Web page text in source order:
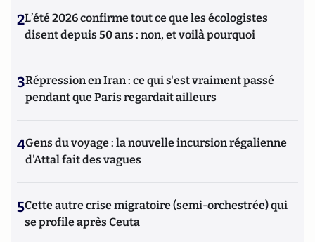
2L’été 2026 confirme tout ce que les écologistes
disent depuis 50 ans : non, et voilà pourquoi
3Répression en Iran : ce qui s'est vraiment passé
pendant que Paris regardait ailleurs
4Gens du voyage : la nouvelle incursion régalienne
d'Attal fait des vagues
5Cette autre crise migratoire (semi-orchestrée) qui
se profile après Ceuta